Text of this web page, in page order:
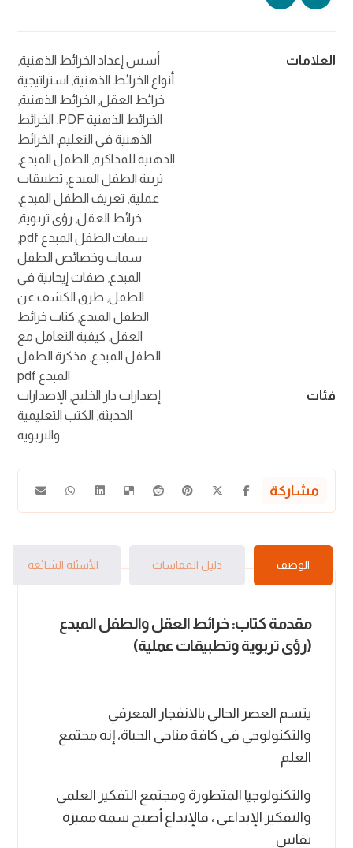
العلامات أسس إعداد الخرائط الذهنية,
أنواع الخرائط الذهنية, استراتيجية
خرائط العقل, الخرائط الذهنية,
الخرائط الذهنية PDF
الخرائط
الذهنية في التعليم الخرائط
الذهنية للمذاكرة, الطفل المبدع
تربية الطفل المبدع تطبيقات
عملية, تعريف الطفل المبدع
خرائط العقل, رؤى تربوية,
سمات الطفل المبدع pdf
,
سمات وخصائص الطفل
المبدع صفات إيجابية في
الطفل, طرق الكشف عن
الطفل المبدع كتاب خرائط
العقل, كيفية التعامل مع
الطفل المبدع مذكرة الطفل
المبدع pdf
فئات
إصدارات دار الخليج الإصدارات
الحديثة, الكتب التعليمية
والتربوية
الوصف دليل المقاسات الأسئلة الشائعة
مقدمة كتاب: خرائط العقل والطفل المبدع
(رؤى تربوية وتطبيقات عملية)
يتسم العصر الحالي بالانفجار المعرفي
والتكنولوجي في كافة مناحي الحياة، إنه مجتمع
العلم
والتكنولوجيا المتطورة ومجتمع التفكير العلمي
والتفكير الإبداعي ، فالإبداع أصبح سمة مميزة
تقاس